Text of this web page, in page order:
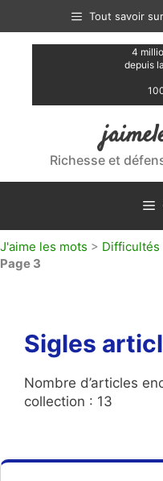
contenu
Tout savoir
4
depuis
Richesse et
J'aime les mots > Difficultés
Page 3
Sigles
Nombre d’articles
collection : 13